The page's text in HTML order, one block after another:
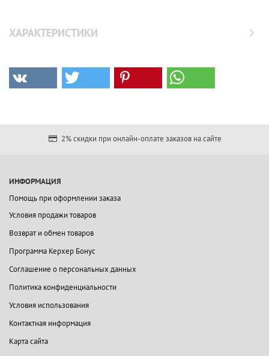
ХАРАКТЕРИСТИКИ
2% скидки при онлайн-оплате заказов на сайте
ИНФОРМАЦИЯ
Помощь при оформлении заказа
Условия продажи товаров
Возврат и обмен товаров
Программа Керхер Бонус
Соглашение о персональных данных
Политика конфиденциальности
Условия использования
Контактная информация
Карта сайта